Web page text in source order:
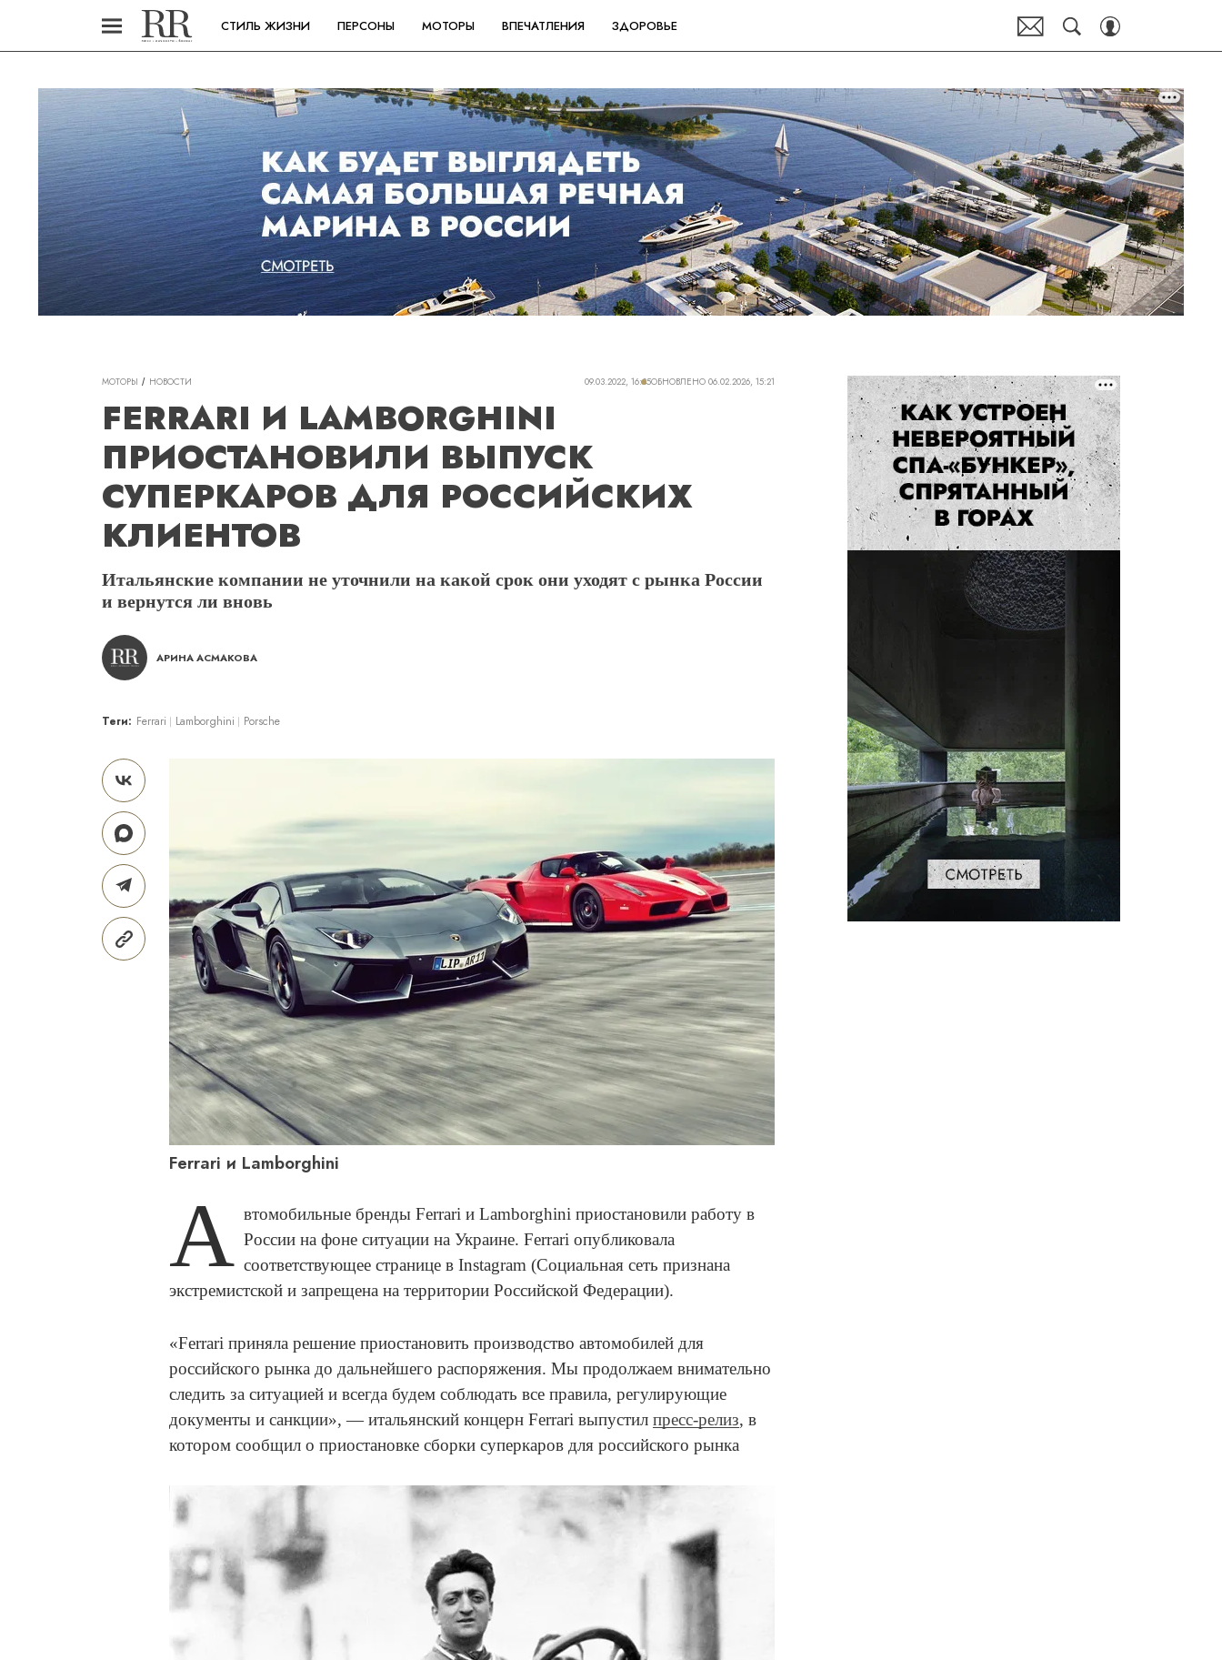
СТИЛЬ ЖИЗНИ ПЕРСОНЫ МОТОРЫ ВПЕЧАТЛЕНИЯ ЗДОРОВЬЕ
МОТОРЫ НОВОСТИ 09.03.2022, 16:35ОБНОВЛЕНО 06.02.2026, 15:21
FERRARI И LAMBORGHINI
ПРИОСТАНОВИЛИ ВЫПУСК
СУПЕРКАРОВ ДЛЯ РОССИЙСКИХ
КЛИЕНТОВ
Итальянские компании не уточнили на какой срок они уходят с рынка России
и вернутся ли вновь
АРИНА АСМАКОВА
Теги: Ferrari Lamborghini Porsche
Ferrari и Lamborghini
А втомобильные бренды Ferrari и Lamborghini приостановили работу в
России на фоне ситуации на Украине. Ferrari опубликовала
соответствующее странице в Instagram (Социальная сеть признана
экстремистской и запрещена на территории Российской Федерации).
«Ferrari приняла решение приостановить производство автомобилей для
российского рынка до дальнейшего распоряжения. Мы продолжаем внимательно
следить за ситуацией и всегда будем соблюдать все правила, регулирующие
документы и санкции», — итальянский концерн Ferrari выпустил пресс-релиз, в
котором сообщил о приостановке сборки суперкаров для российского рынка